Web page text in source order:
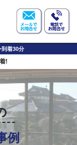
到着30分
!
例